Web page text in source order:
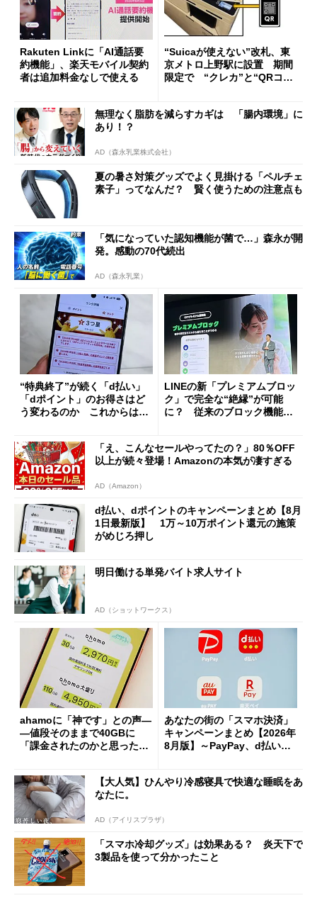
Rakuten Linkに「AI通話要
約機能」、楽天モバイル契約
者は追加料金なしで使える
“Suicaが使えない”改札、東
京メトロ上野駅に設置 期間
限定で “クレカ”と“QRコー
無理なく脂肪を減らすカギは 「腸内環境」に
あり！？
AD（森永乳業株式会社）
夏の暑さ対策グッズでよく見掛ける「ペルチェ
素子」ってなんだ？ 賢く使うための注意点も
「気になっていた認知機能が菌で…」森永が開
発。感動の70代続出
AD（森永乳業）
“特典終了”が続く「d払い」
「dポイント」のお得さはど
う変わるのか これからは
LINEの新「プレミアムブロッ
ク」で完全な“絶縁”が可能
に？ 従来のブロック機能と
「え、こんなセールやってたの？」80％OFF
以上が続々登場！Amazonの本気が凄すぎる
AD（Amazon）
d払い、dポイントのキャンペーンまとめ【8月
1日最新版】 1万～10万ポイント還元の施策
がめじろ押し
明日働ける単発バイト求人サイト
AD（ショットワークス）
ahamoに「神です」との声―
―値段そのままで40GBに
「課金されたのかと思った」
あなたの街の「スマホ決済」
キャンペーンまとめ【2026年
8月版】～PayPay、d払い、a
【大人気】ひんやり冷感寝具で快適な睡眠をあ
なたに。
AD（アイリスプラザ）
「スマホ冷却グッズ」は効果ある？ 炎天下で
3製品を使って分かったこと